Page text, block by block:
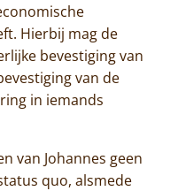
Hierbij mag de
bevestiging van
van de
in iemands
van Johannes geen
quo, alsmede